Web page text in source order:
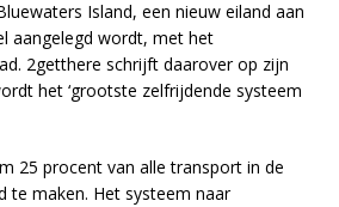
Island, een nieuw eiland aan
aangelegd wordt, met het
2getthere schrijft daarover op zijn
het ‘grootste zelfrijdende systeem
25 procent van alle transport in de
te maken. Het systeem naar